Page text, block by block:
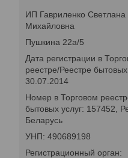
ИП Гавриленко Светлана
Михайловна
Пушкина 22а/5
Дата регистрации в
реестре/Реестре бытовых
30.07.2014
Номер в Торговом
бытовых услуг: 157452,
Беларусь
УНП: 490689198
Регистрационный орган: